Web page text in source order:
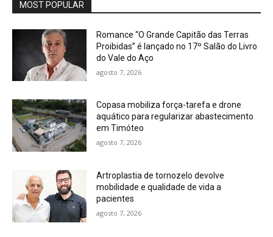
MOST POPULAR
Romance “O Grande Capitão das Terras
Proibidas” é lançado no 17º Salão do Livro
do Vale do Aço
agosto 7, 2026
Copasa mobiliza força-tarefa e drone
aquático para regularizar abastecimento
em Timóteo
agosto 7, 2026
Artroplastia de tornozelo devolve
mobilidade e qualidade de vida a
pacientes
agosto 7, 2026